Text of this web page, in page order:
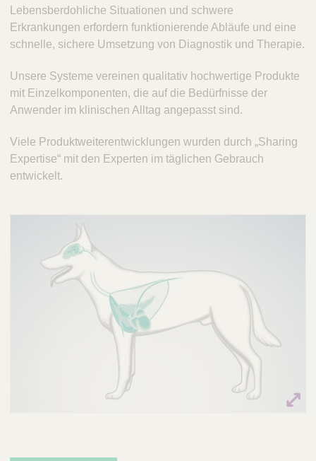
c
t
u
F
n
t
a
r
e
Lebensberdohliche Situationen und schwere
Erkrankungen erfordern funktionierende Abläufe und eine
schnelle, sichere Umsetzung von Diagnostik und Therapie.
Unsere Systeme vereinen qualitativ hochwertige Produkte
mit Einzelkomponenten, die auf die Bedürfnisse der
Anwender im klinischen Alltag angepasst sind.
Viele Produktweiterentwicklungen wurden durch „Sharing
Expertise“ mit den Experten im täglichen Gebrauch
entwickelt.